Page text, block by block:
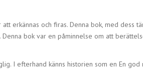
erkännas och firas. Denna bok, med dess
bok var en påminnelse om att
I efterhand känns historien som en En god